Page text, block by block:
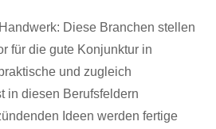
Diese Branchen stellen
für die gute Konjunktur in
und zugleich
in diesen Berufsfeldern
Ideen werden fertige